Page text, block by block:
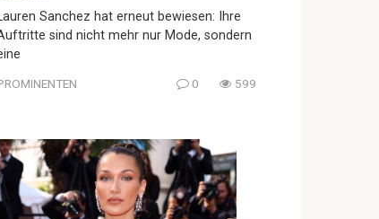
Sanchez hat erneut bewiesen: Ihre
sind nicht mehr nur Mode, sondern
0 599